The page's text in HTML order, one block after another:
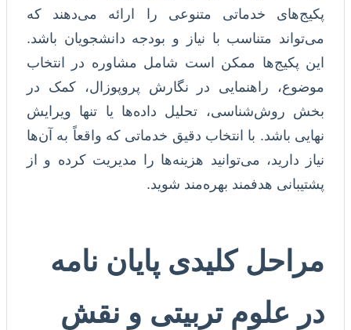
پکیج‌های خدماتی متنوعی را ارائه می‌دهند که
می‌تواند متناسب با نیاز و بودجه دانشجویان باشد.
این پکیج‌ها ممکن است شامل مشاوره در انتخاب
موضوع، راهنمایی در نگارش پروپوزال، کمک در
بخش روش‌شناسی، تحلیل داده‌ها یا تنها ویرایش
نهایی باشد. با انتخاب دقیق خدماتی که واقعاً به آن‌ها
نیاز دارید، می‌توانید هزینه‌ها را مدیریت کرده و از
پشتیبانی هدفمند بهره‌مند شوید.
مراحل کلیدی پایان نامه
در علوم تربیتی و نقش